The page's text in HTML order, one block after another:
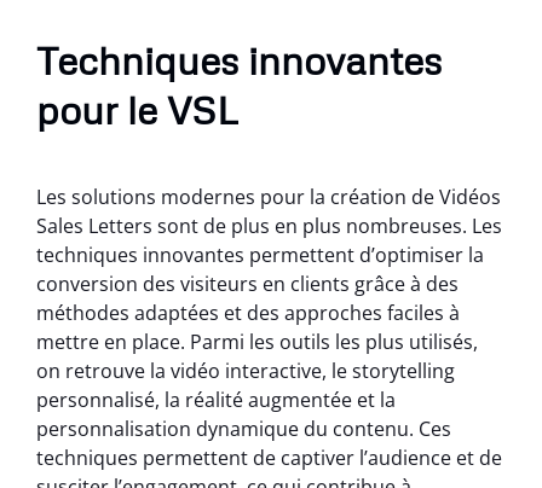
Techniques innovantes
pour le VSL
Les solutions modernes pour la création de Vidéos
Sales Letters sont de plus en plus nombreuses. Les
techniques innovantes permettent d’optimiser la
conversion des visiteurs en clients grâce à des
méthodes adaptées et des approches faciles à
mettre en place. Parmi les outils les plus utilisés,
on retrouve la vidéo interactive, le storytelling
personnalisé, la réalité augmentée et la
personnalisation dynamique du contenu. Ces
techniques permettent de captiver l’audience et de